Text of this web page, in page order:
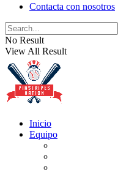
Contacta con nosotros
No Result
View All Result
Inicio
Equipo